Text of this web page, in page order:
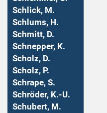
Schlick, M.
Schlums, H.
Schmitt, D.
Schnepper, K.
Scholz, D.
Scholz, P.
Schrape, S.
Schröder, K.-U.
Schubert, M.